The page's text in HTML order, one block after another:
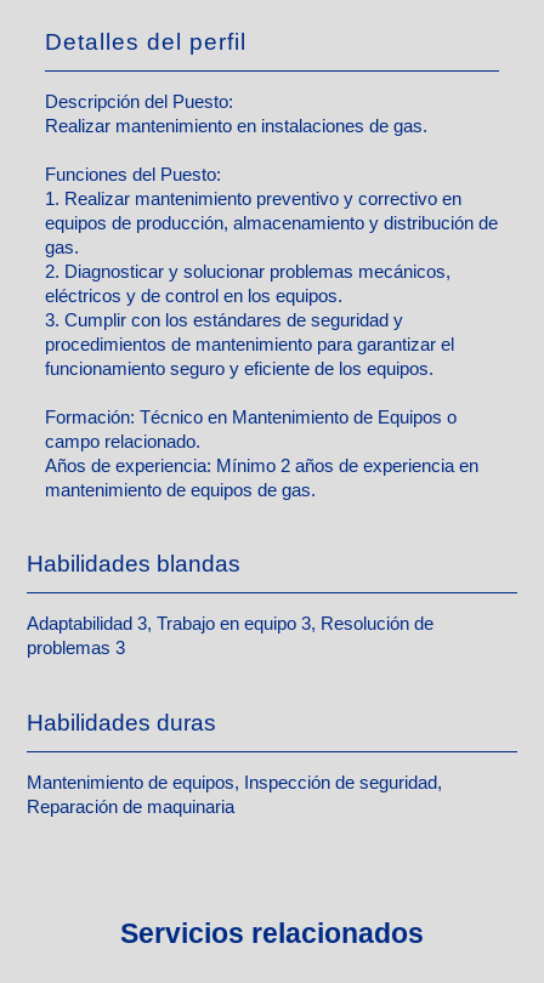
Detalles del perfil
Descripción del Puesto:
Realizar mantenimiento en instalaciones de gas.
Funciones del Puesto:
1. Realizar mantenimiento preventivo y correctivo en
equipos de producción, almacenamiento y distribución de
gas.
2. Diagnosticar y solucionar problemas mecánicos,
eléctricos y de control en los equipos.
3. Cumplir con los estándares de seguridad y
procedimientos de mantenimiento para garantizar el
funcionamiento seguro y eficiente de los equipos.
Formación:Técnico en Mantenimiento de Equipos o
campo relacionado.
Años de experiencia: Mínimo 2 años de experiencia en
mantenimiento de equipos de gas.
Habilidades blandas
Adaptabilidad 3, Trabajo en equipo 3, Resolución de
problemas 3
Habilidades duras
Mantenimiento de equipos, Inspección de seguridad,
Reparación de maquinaria
Servicios relacionados